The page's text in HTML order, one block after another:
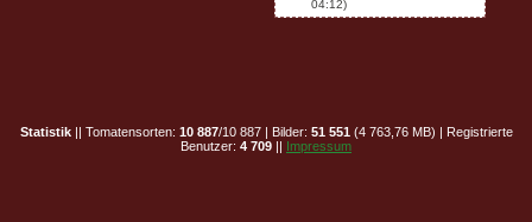
Statistik|| Tomatensorten: 10 887/10 887 | Bilder: 51 551 (4 763,76 MB) | Registrierte
Benutzer: 4 709 || Impressum